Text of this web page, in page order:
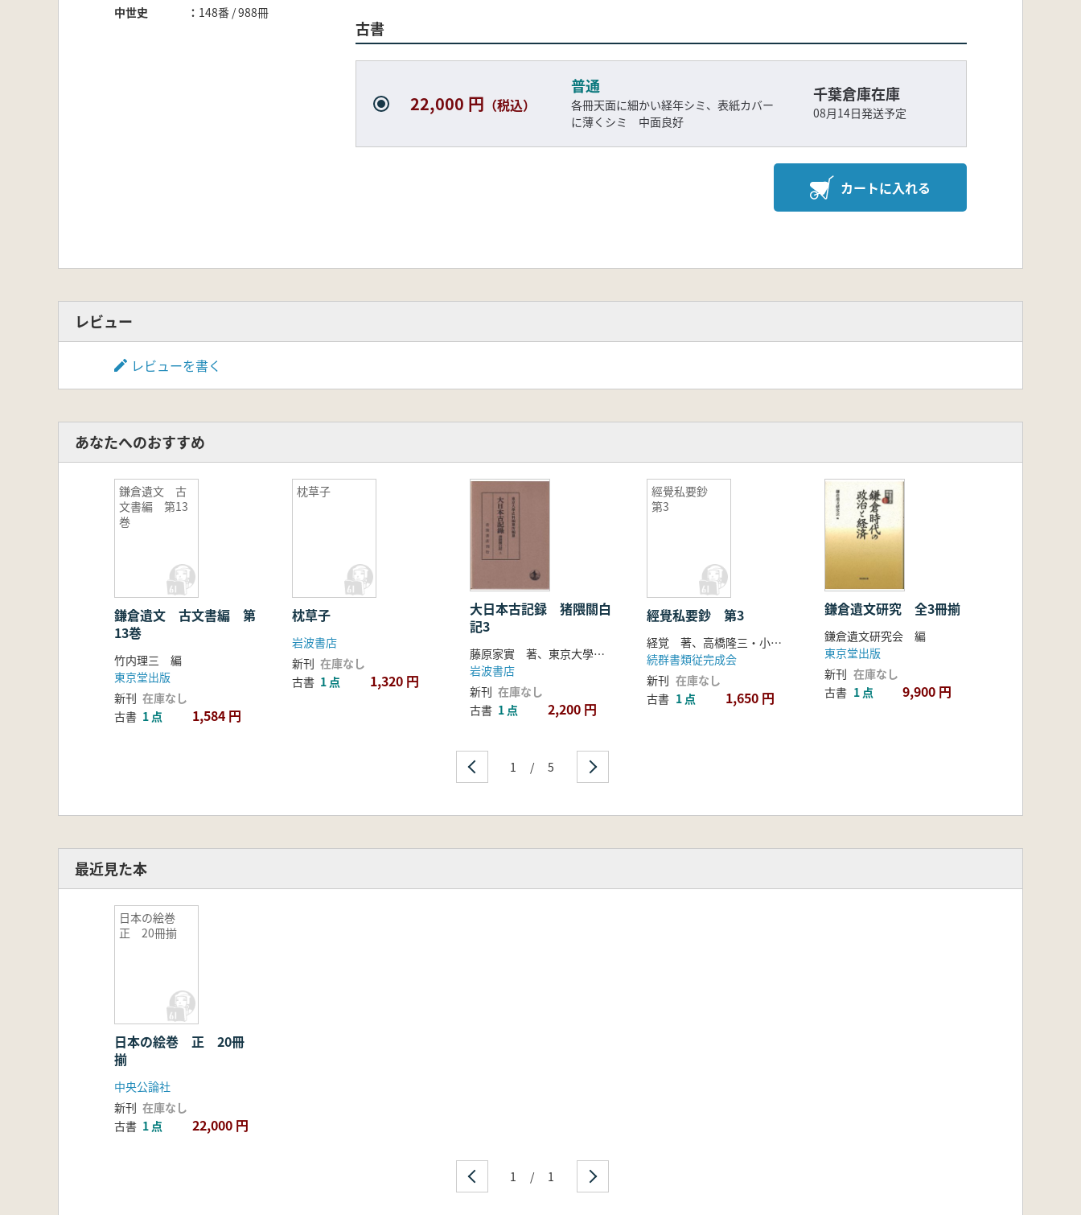
中世史 148番 / 988冊
古書
22,000 円 （税込）
普通
各冊天面に細かい経年シミ、表紙カバー
に薄くシミ 中面良好
千葉倉庫在庫
08月14日発送予定
カートに入れる
レビュー
レビューを書く
あなたへのおすすめ
鎌倉遺文 古
文書編 第13
巻
鎌倉遺文 古文書編 第
13巻
竹内理三 編
東京堂出版
新刊 在庫なし
古書 1 点 1,584 円
枕草子
枕草子
岩波書店
新刊 在庫なし
古書 1 点 1,320 円
大日本古記録 猪隈關白
記3
藤原家實 著、東京大學史料編纂所 編
岩波書店
新刊 在庫なし
古書 1 点 2,200 円
經覺私要鈔
第3
經覺私要鈔 第3
経覚 著、高橋隆三・小泉宜右 校訂
続群書類従完成会
新刊 在庫なし
古書 1 点 1,650 円
鎌倉遺文研究 全3冊揃
鎌倉遺文研究会 編
東京堂出版
新刊 在庫なし
古書 1 点 9,900 円
1 / 5
最近見た本
日本の絵巻
正 20冊揃
日本の絵巻 正 20冊
揃
中央公論社
新刊 在庫なし
古書 1 点 22,000 円
1 / 1